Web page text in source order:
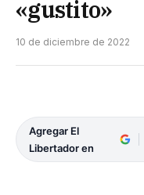
«gustito»
10 de diciembre de 2022
Agregar El
Libertador en